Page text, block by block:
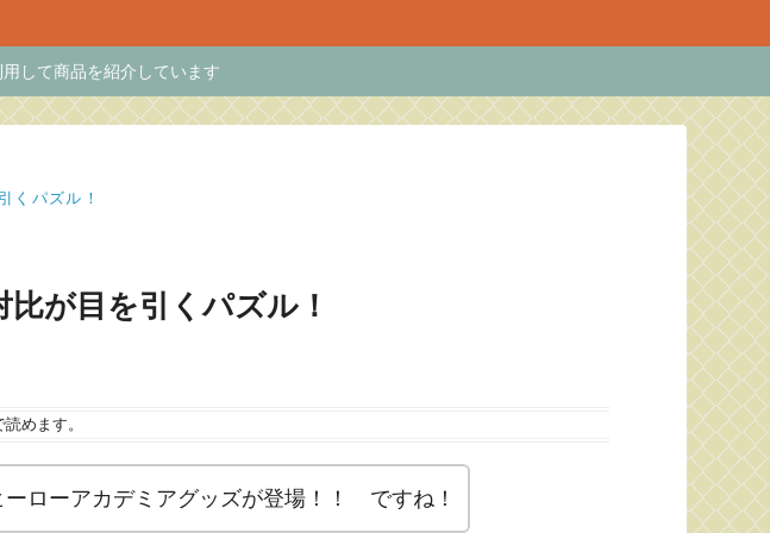
して商品を紹介しています
くパズル！
が目を引くパズル！
読めます。
ローアカデミアグッズが登場！！ ですね！